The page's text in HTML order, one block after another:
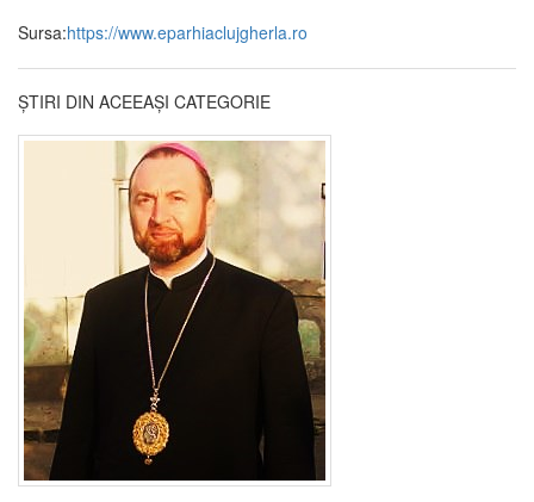
Sursa:https://www.eparhiaclujgherla.ro
ȘTIRI DIN ACEEAȘI CATEGORIE